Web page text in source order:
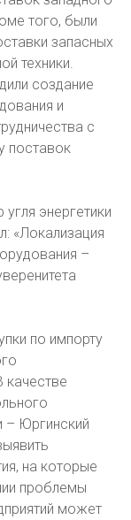
того, были
запасных
техники.
создание
и
с
поставок
энергетики
«Локализация
–
по импорту
качестве
– Юргинский
на которые
проблемы
может